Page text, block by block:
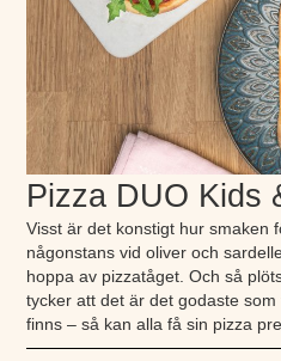
Pizza DUO Kids
Visst är det konstigt hur smaken
någonstans vid oliver och
hoppa av pizzatåget. Och så
tycker att det är det godaste
finns – så kan alla få sin pizza